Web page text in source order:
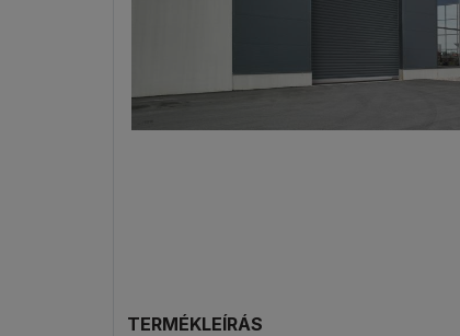
TERMÉKLEÍRÁS